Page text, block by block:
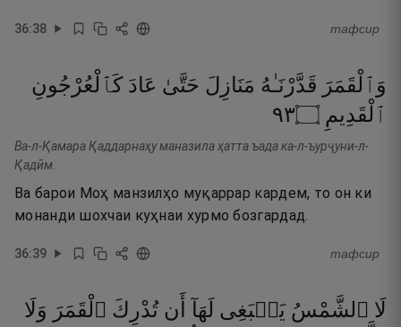
36:38 тафсир
وَٱلْقَمَرَ قَدَّرْنَـٰهُ مَنَازِلَ حَتَّىٰ عَادَ كَٱلْعُرْجُونِ
ٱلْقَدِيمِ ۝٣٩
Ва-л-Қамара Қаддарнаҳу маназила ҳатта ъада ка-л-ъурҷуни-л-
Қадӣм.
Ва барои Моҳ манзилҳо муқаррар кардем, то он ки
монанди шохчаи куҳнаи хурмо бозгардад.
36:39 тафсир
لَا ٱلشَّمْسُ يَنۢبَغِى لَهَآ أَن تُدْرِكَ ٱلْقَمَرَ وَلَا